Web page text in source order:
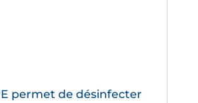
permet de désinfecter